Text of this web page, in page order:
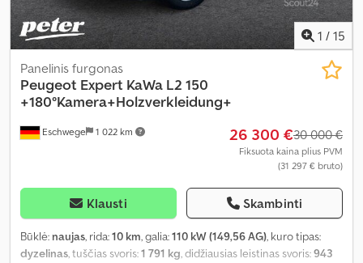
1 / 15
Eschwege 1 022 km
Panelinis furgonas
Peugeot Expert KaWa L2 150
+180°Kamera+Holzverkleidung+
26 300 €30 000 €
Fiksuota kaina plius PVM
(31 297 € bruto)
Klausti Skambinti
Būklė: naujas, rida:10 km, galia:110 kW (149,56 AG), kuro tipas:
dyzelinas, tuščias svoris:1 791 kg, didžiausias leistinas svoris:943